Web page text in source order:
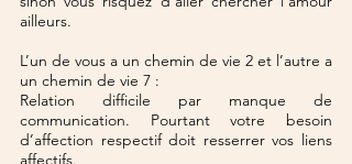
ailleurs.
L’un de vous a un chemin de vie 2 et l’autre a
un chemin de vie 7 :
Relation difficile par manque de
communication. Pourtant votre besoin
d’affection respectif doit resserrer vos liens
affectifs.